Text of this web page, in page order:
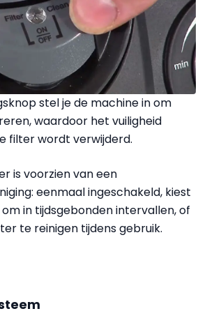
stel je de machine in om
waardoor het vuiligheid
filter wordt verwijderd.
is voorzien van een
eenmaal ingeschakeld, kiest
in tijdsgebonden intervallen, of
te reinigen tijdens gebruik.